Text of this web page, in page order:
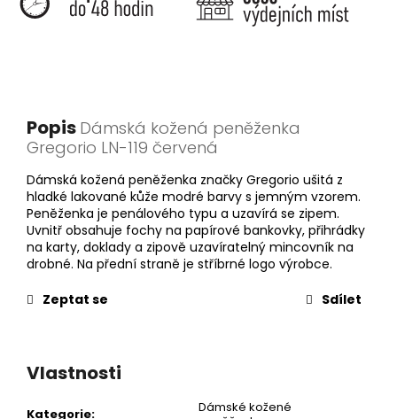
Popis Dámská kožená peněženka
Gregorio LN-119 červená
Dámská kožená peněženka značky Gregorio ušitá z
hladké lakované kůže modré barvy s jemným vzorem.
Peněženka je penálového typu a uzavírá se zipem.
Uvnitř obsahuje fochy na papírové bankovky, přihrádky
na karty, doklady a zipově uzavíratelný mincovník na
drobné. Na přední straně je stříbrné logo výrobce.
Zeptat se
Sdílet
Vlastnosti
Kategorie:
Dámské kožené